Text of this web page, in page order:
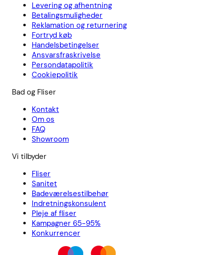
Levering og afhentning
Betalingsmuligheder
Reklamation og returnering
Fortryd køb
Handelsbetingelser
Ansvarsfraskrivelse
Persondatapolitik
Cookiepolitik
Bad og Fliser
Kontakt
Om os
FAQ
Showroom
Vi tilbyder
Fliser
Sanitet
Badeværelsestilbehør
Indretningskonsulent
Pleje af fliser
Kampagner 65-95%
Konkurrencer